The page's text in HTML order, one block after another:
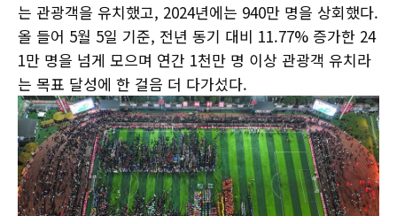
는 관광객을 유치했고, 2024년에는 940만 명을 상회했다.
올 들어 5월 5일 기준, 전년 동기 대비 11.77% 증가한 24
1만 명을 넘게 모으며 연간 1천만 명 이상 관광객 유치라
는 목표 달성에 한 걸음 더 다가섰다.